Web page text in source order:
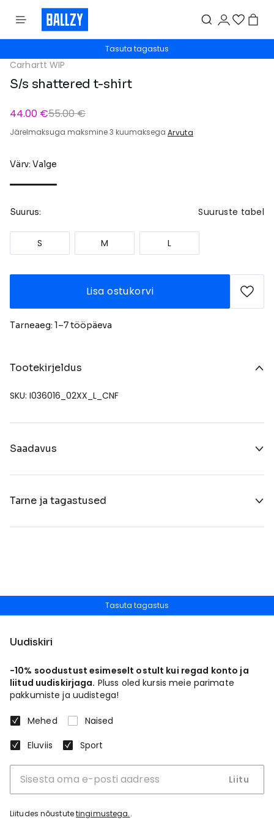
Tasuta tagastus
Carhartt WIP
S/s shattered t-shirt
44.00 €55.00 €
Järelmaksuga maksmine 3 kuumaksega Arvuta
Värv: Valge
Suurus: Suuruste tabel
S M L
Lisa ostukorvi
Tarneaeg: 1–7 tööpäeva
Tootekirjeldus
SKU: I036016_02XX_L_CNF
Saadavus
Tarne ja tagastused
Tasuta tagastus
Uudiskiri
-10% soodustust esimeselt ostult kui regad konto ja
liitud uudiskirjaga. Pluss oled kursis meie parimate
pakkumiste ja uudistega!
Mehed
Naised
Eluviis
Sport
Liitu
Liitudes nõustutetingimustega..